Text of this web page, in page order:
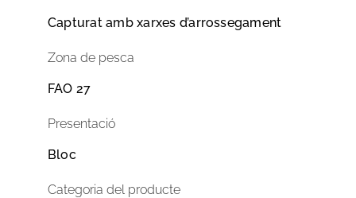
Capturat amb xarxes d’arrossegament
Zona de pesca
FAO 27
Presentació
Bloc
Categoria del producte